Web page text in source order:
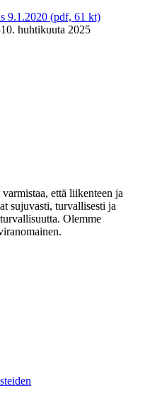
9.1.2020 (pdf, 61 kt)
10. huhtikuuta 2025
että liikenteen ja
sujuvasti, turvallisesti ja
Olemme